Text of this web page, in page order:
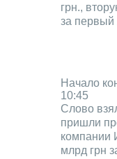
грн.,
за первый
Начало
10:45
Слово
пришли
компании
млрд грн